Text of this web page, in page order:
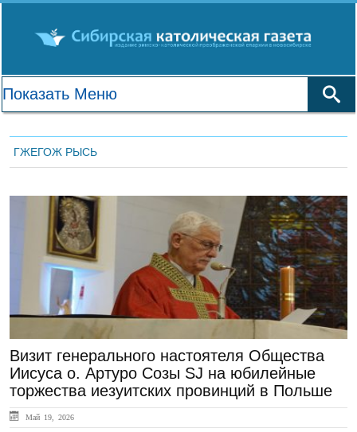
ГЖЕГОЖ РЫСЬ
ЛЕНТА НОВОСТЕЙ
Визит генерального настоятеля Общества
Иисуса о. Артуро Созы SJ на юбилейные
торжества иезуитских провинций в Польше
Май 19, 2026